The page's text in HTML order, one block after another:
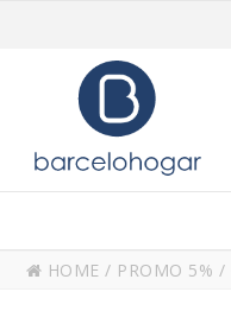
HOME / PROMO 5% /